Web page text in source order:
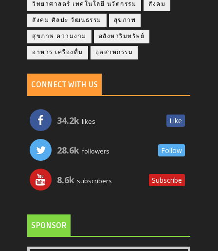
วิทยาศาสตร์ เทคโนโลยี นวัตกรรม สังคม
สังคม ศิลปะ วัฒนธรรม สุขภาพ
สุขภาพ ความงาม อสังหาริมทรัพย์
อาหาร เครื่องดื่ม อุตสาหกรรม
CONNECT WITH US
34.2k likes Like
28.6k followers Follow
8.6k subscribers Subscribe
SPONSOR